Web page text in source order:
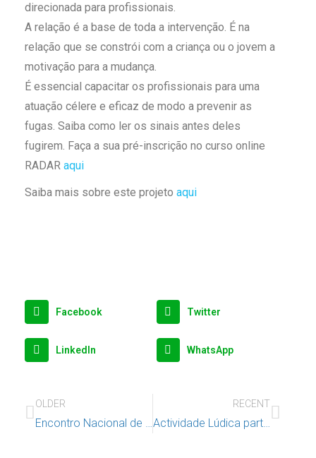
direcionada para profissionais.⁠
A relação é a base de toda a intervenção. É na
relação que se constrói com a criança ou o jovem a
motivação para a mudança.⁠
É essencial capacitar os profissionais para uma
atuação célere e eficaz de modo a prevenir as
fugas. Saiba como ler os sinais antes deles
fugirem. Faça a sua pré-inscrição no curso online
RADAR aqui
Saiba mais sobre este projeto aqui
Facebook Twitter
LinkedIn WhatsApp
OLDER RECENT